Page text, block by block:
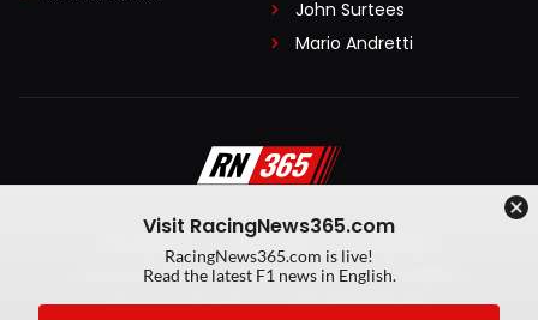
John Surtees
Mario Andretti
Algemene voorwaarden
Privacy Policy
Created by On Your Marks
Privacy manager
Kansspeluitingen
Visit RacingNews365.com
RacingNews365.com is live!
Read the latest F1 news in English.